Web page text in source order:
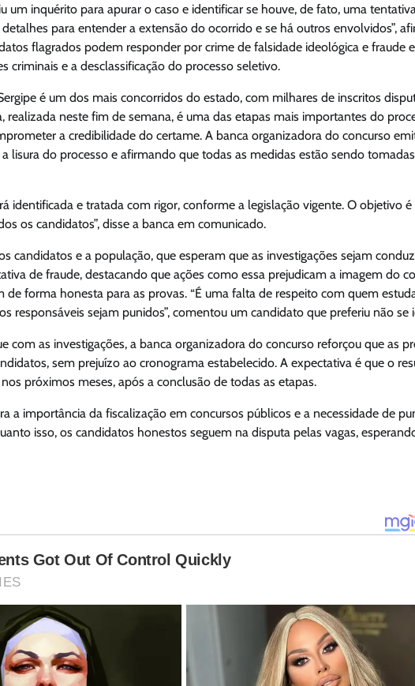
um inquérito para apurar o caso e identificar se houve, de fato, uma
para entender a extensão do ocorrido e se há outros envolvidos”,
flagrados podem responder por crime de falsidade ideológica e fraude
criminais e a desclassificação do processo seletivo.
é um dos mais concorridos do estado, com milhares de inscritos
realizada neste fim de semana, é uma das etapas mais importantes do
a credibilidade do certame. A banca organizadora do concurso
lisura do processo e afirmando que todas as medidas estão sendo
identificada e tratada com rigor, conforme a legislação vigente. O objetivo
os candidatos”, disse a banca em comunicado.
candidatos e a população, que esperam que as investigações sejam
de fraude, destacando que ações como essa prejudicam a imagem do
de forma honesta para as provas. “É uma falta de respeito com quem
responsáveis sejam punidos”, comentou um candidato que preferiu não se
com as investigações, a banca organizadora do concurso reforçou que as
sem prejuízo ao cronograma estabelecido. A expectativa é que o
próximos meses, após a conclusão de todas as etapas.
a importância da fiscalização em concursos públicos e a necessidade de
isso, os candidatos honestos seguem na disputa pelas vagas,